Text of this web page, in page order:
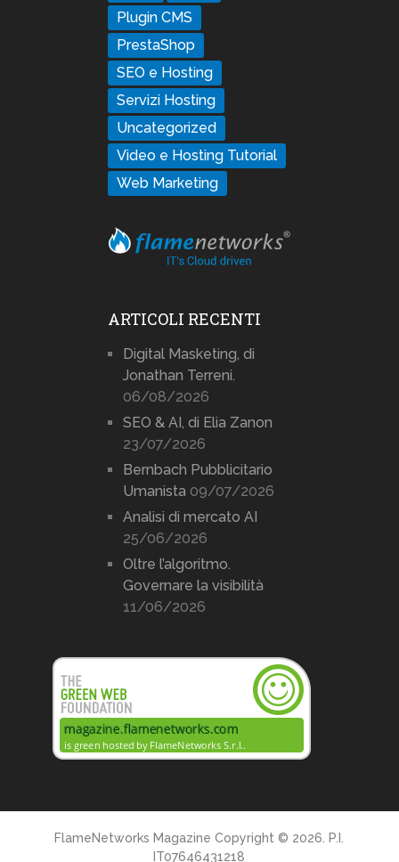
Plugin CMS
PrestaShop
SEO e Hosting
Servizi Hosting
Uncategorized
Video e Hosting Tutorial
Web Marketing
ARTICOLI RECENTI
Digital Masketing, di
Jonathan Terreni.
06/08/2026
SEO & AI, di Elia Zanon
23/07/2026
Bernbach Pubblicitario
Umanista 09/07/2026
Analisi di mercato AI
25/06/2026
Oltre l’algoritmo.
Governare la visibilità
11/06/2026
FlameNetworks Magazine Copyright © 2026. P.I.
IT07646431218